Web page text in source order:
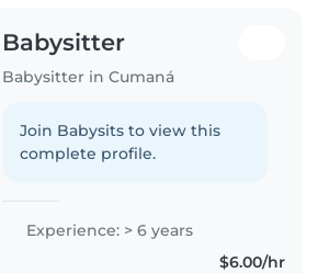
Babysitter
Babysitter in Cumaná
Join Babysits to view this
complete profile.
Experience: > 6 years
$6.00/hr